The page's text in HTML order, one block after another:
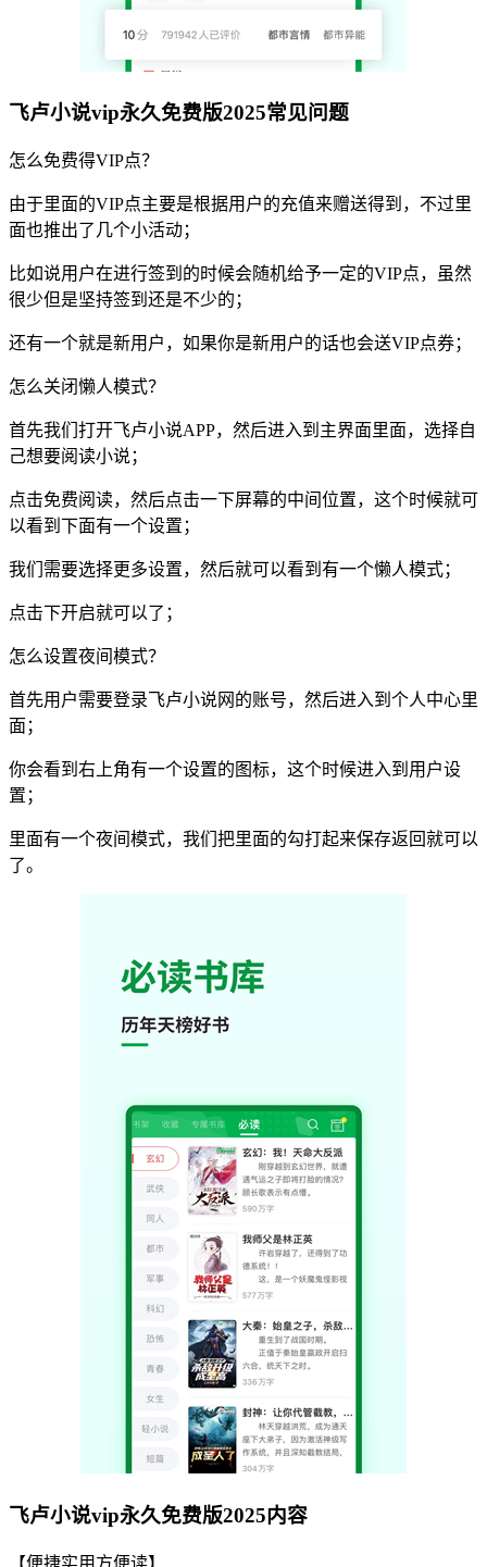
飞卢小说vip永久免费版2025常见问题
怎么免费得VIP点？
由于里面的VIP点主要是根据用户的充值来赠送得到，不过里
面也推出了几个小活动；
比如说用户在进行签到的时候会随机给予一定的VIP点，虽然
很少但是坚持签到还是不少的；
还有一个就是新用户，如果你是新用户的话也会送VIP点券；
怎么关闭懒人模式？
首先我们打开飞卢小说APP，然后进入到主界面里面，选择自
己想要阅读小说；
点击免费阅读，然后点击一下屏幕的中间位置，这个时候就可
以看到下面有一个设置；
我们需要选择更多设置，然后就可以看到有一个懒人模式；
点击下开启就可以了；
怎么设置夜间模式？
首先用户需要登录飞卢小说网的账号，然后进入到个人中心里
面；
你会看到右上角有一个设置的图标，这个时候进入到用户设
置；
里面有一个夜间模式，我们把里面的勾打起来保存返回就可以
了。
飞卢小说vip永久免费版2025内容
【便捷实用方便读】